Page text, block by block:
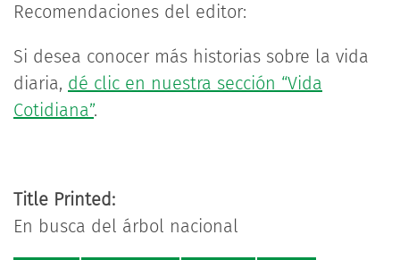
Recomendaciones del editor:
Si desea conocer más historias sobre la vida
diaria, dé clic en nuestra sección “Vida
Cotidiana”.
Title Printed:
En busca del árbol nacional